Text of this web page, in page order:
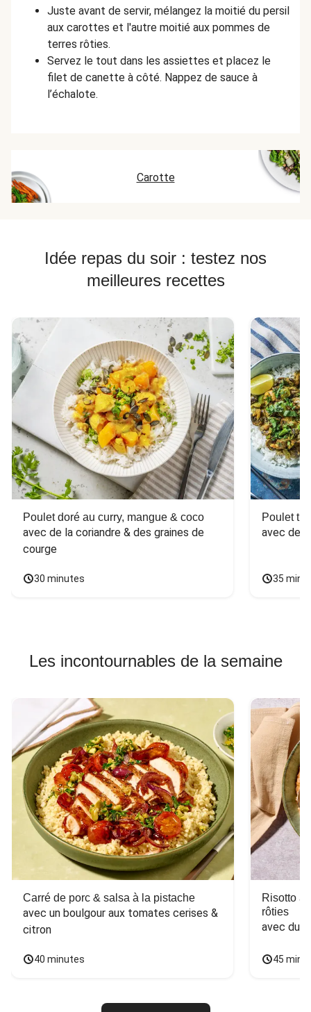
Juste avant de servir, mélangez la moitié du persil
aux carottes et l'autre moitié aux pommes de
terres rôties.
Servez le tout dans les assiettes et placez le
filet de canette à côté. Nappez de sauce à
l’échalote.
Carotte
Idée repas du soir : testez nos
meilleures recettes
Poulet doré au curry, mangue & coco
avec de la coriandre & des graines de
courge
30 minutes
Poulet
avec des
35
Les incontournables de la semaine
Carré de porc & salsa à la pistache
avec un boulgour aux tomates cerises &
citron
40 minutes
Risotto
rôties
avec du
45